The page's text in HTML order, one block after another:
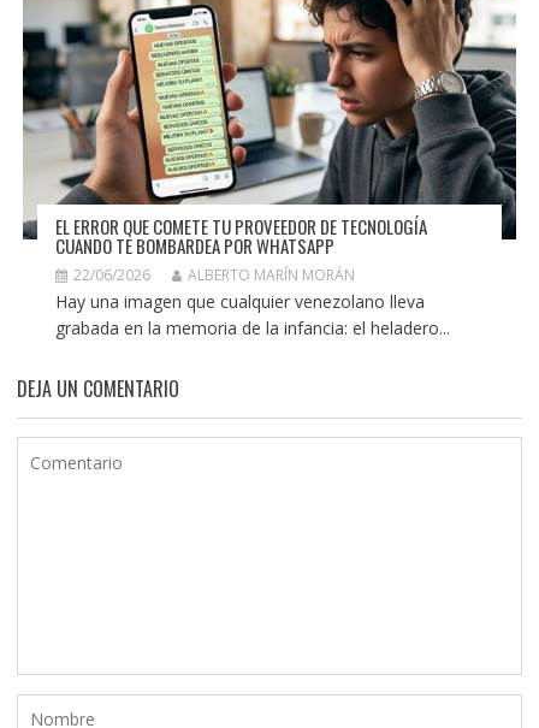
EL ERROR QUE COMETE TU PROVEEDOR DE TECNOLOGÍA
CUANDO TE BOMBARDEA POR WHATSAPP
22/06/2026 ALBERTO MARÍN MORÁN
Hay una imagen que cualquier venezolano lleva
grabada en la memoria de la infancia: el heladero...
DEJA UN COMENTARIO